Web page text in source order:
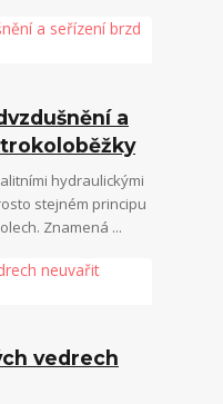
a
hydraulickými
stejném principu
Znamená ...
vedrech